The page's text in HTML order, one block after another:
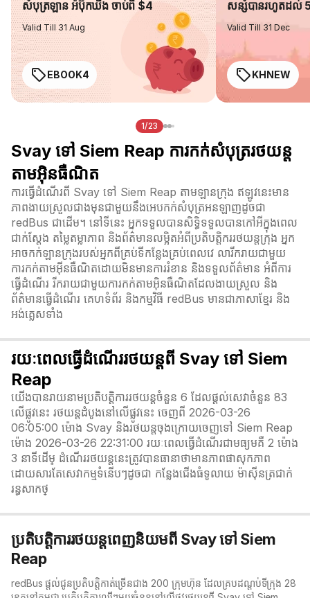
សំបុត្រឡាន អ៉ីប៊ុកឃីង ចាប់ពី $4
Valid Till 31 Aug
EBOOK4
សន្សំបានរហូតដល់
Valid Till 31 Dec
KHNEW
1/23
Svay ទៅ Siem Reap ការកក់សំបុត្ររថយន្ត
តាមអ៊ិនធឺណិត
ការធ្វើដំណើរពី Svay ទៅ Siem Reap តាមឡានក្រុង ឥឡូវនេះមាន
ភាពងាយស្រួលជាងមុនជាមួយនឹងអេបកក់សំបុត្រអនឡាញដូចជា
redBus ជាដើម។ នៅទីនេះ អ្នកទទួលបានសិទ្ធិទទួលបានកៅអីក្នុងពេល
ជាក់ស្តែង តម្លៃតម្លាភាព និងព័ត៌មានលម្អិតអំពីប្រតិបត្តិកររថយន្តក្រុង អ្នក
អាចកក់ឡានក្រុងរបស់អ្នកពីគ្រប់ទីកន្លែងគ្រប់ពេលវេ លារីករាយជាមួយ
ការកក់តាមអ៊ីនធឺណិតដោយមិនមានការរំខាន និងទទួលព័ត៌មាន អំពីការ
ធ្វើដំណើរ រីករាយជាមួយការកក់តាមអ៊ិនធឺណិតដែលងាយស្រួល និង
ព័ត៌មានធ្វើដំណើរ គេហទំព័រ និងកម្មវិធី redBus មានជាភាសាខ្មែរ និង
អង់គ្លេសទាំង
រយៈពេលធ្វើដំណើររថយន្តពី Svay ទៅ Siem
Reap
យើងបានរាយនាមប្រតិបត្តិការរថយន្តចំនួន 6 ដែលផ្តល់សេវាចំនួន 83
លើផ្លូវនេះ រថយន្តដំបូងនៅលើផ្លូវនេះ ចេញពី 2026-03-26
06:05:00 ម៉ោង Svay និងរថយន្តចុងក្រោយចេញទៅ Siem Reap
ម៉ោង 2026-03-26 22:31:00 រយៈពេលធ្វើដំណើរជាមធ្យមគឺ 2 ម៉ោង
3 នាទី​ដើម្ ដំណើររថយន្តនេះត្រូវបានធានាថាមានភាពផាសុកភាព
ដោយសារតែសេវាកម្មទំនើបៗដូចជា កន្លែងជើងធំទូលាយ ម៉ាស៊ីនត្រជាក់
រន្ធសាកថ្
ប្រតិបត្តិការរថយន្តពេញនិយមពី Svay ទៅ Siem
Reap
redBus ផ្តល់ជូនប្រតិបត្តិកាត់ច្រើនជាង 200 ក្រុមហ៊ុន ដែលគ្របដណ្តប់ទីក្រុង 28